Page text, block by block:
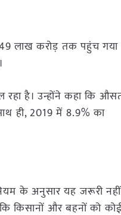
लाख करोड़ तक पहुंच गया
रहा है। उन्होंने कहा कि
ही, 2019 में 8.9% का
के अनुसार यह जरूरी नहीं
किसानों और बहनों को